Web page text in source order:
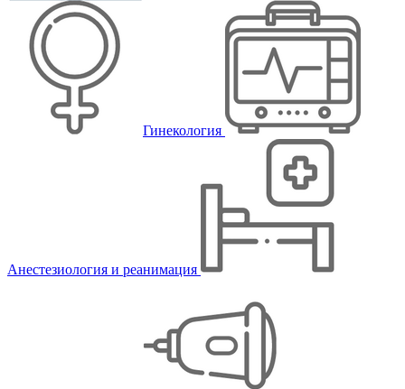
Гинекология
Анестезиология и реанимация